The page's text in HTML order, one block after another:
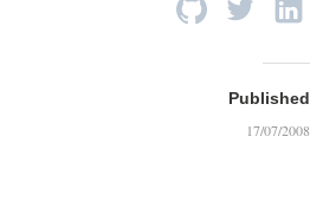
Published
17/07/2008